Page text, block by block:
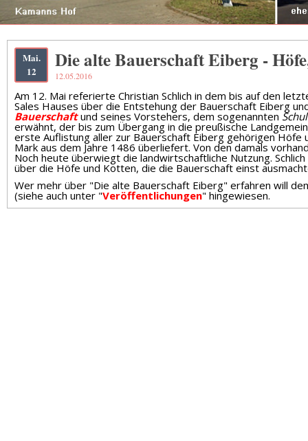
Mai.
12
Die alte Bauerschaft Eiberg -
12.05.2016
Am 12. Mai referierte Christian Schlich in dem bis auf den
Sales Hauses über die Entstehung der Bauerschaft Eiberg
Bauerschaftund seines Vorstehers, dem sogenannten
erwähnt, der bis zum Übergang in die preußische
erste Auflistung aller zur Bauerschaft Eiberg gehörigen Höfe
Mark aus dem Jahre 1486 überliefert. Von den damals
Noch heute überwiegt die landwirtschaftliche Nutzung.
über die Höfe und Kotten, die die Bauerschaft einst
Wer mehr über "Die alte Bauerschaft Eiberg" erfahren will
(siehe auch unter "Veröffentlichungen" hingewiesen.